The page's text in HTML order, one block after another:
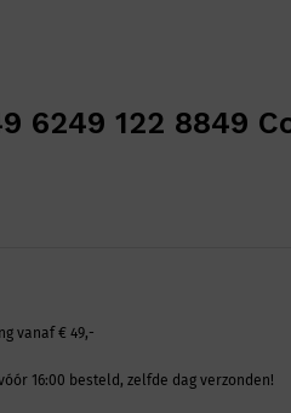
6249 122 8849
vanaf € 49,-
16:00 besteld, zelfde dag verzonden!